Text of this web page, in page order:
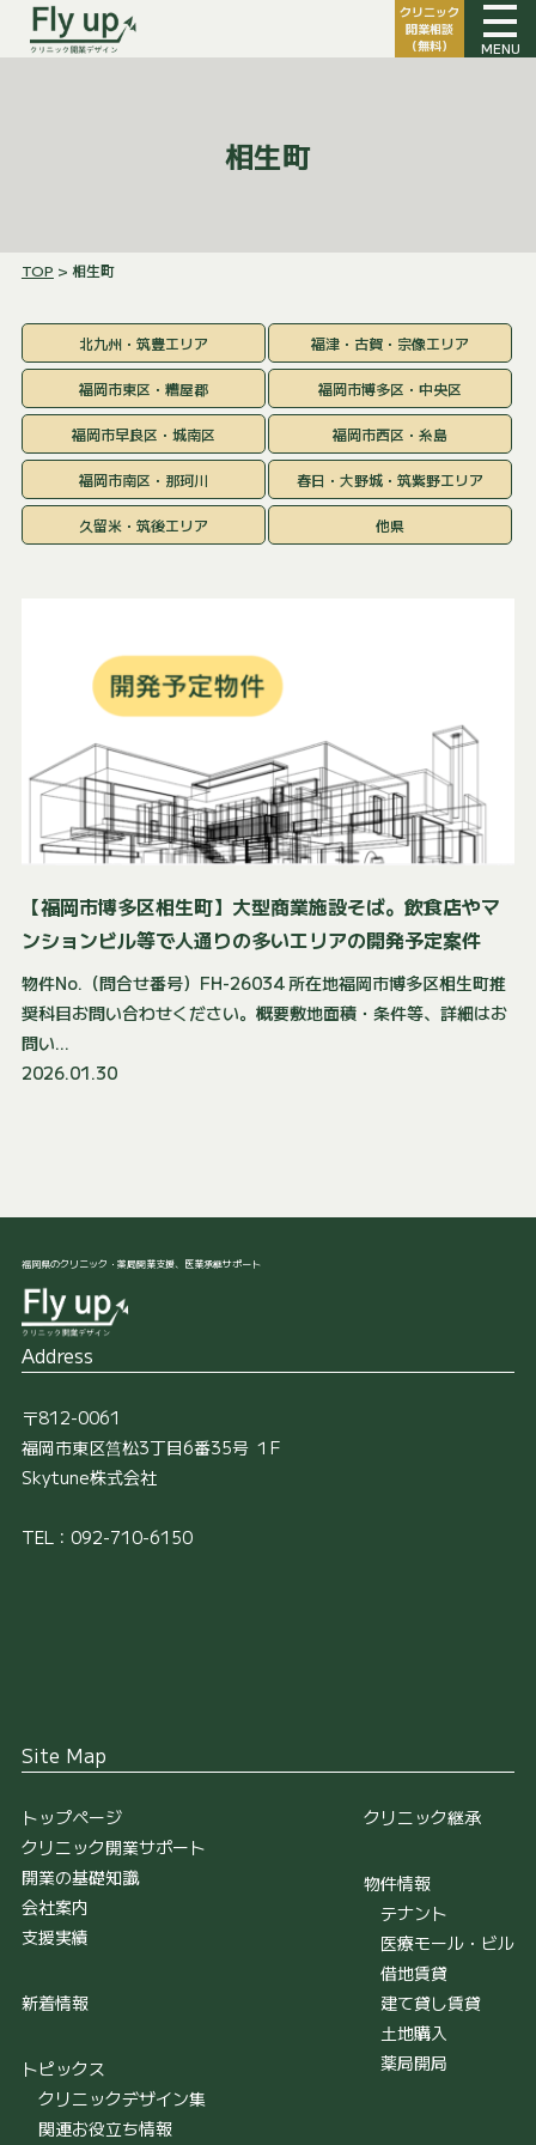
クリニック
開業相談
（無料）
MENU
相生町
TOP > 相生町
北九州・筑豊エリア 福津・古賀・宗像エリア
福岡市東区・糟屋郡 福岡市博多区・中央区
福岡市早良区・城南区 福岡市西区・糸島
福岡市南区・那珂川 春日・大野城・筑紫野エリア
久留米・筑後エリア 他県
【福岡市博多区相生町】大型商業施設そば。飲食店やマ
ンションビル等で人通りの多いエリアの開発予定案件
物件No.（問合せ番号）FH-26034 所在地福岡市博多区相生町推
奨科目お問い合わせください。概要敷地面積・条件等、詳細はお
問い...
2026.01.30
福岡県のクリニック・薬局開業支援、医業承継サポート
Address
〒812-0061
福岡市東区筥松3丁目6番35号 １F
Skytune株式会社
TEL：092-710-6150
Site Map
トップページ
クリニック開業サポート
開業の基礎知識
会社案内
支援実績
新着情報
トピックス
クリニックデザイン集
関連お役立ち情報
クリニック継承
物件情報
テナント
医療モール・ビル
借地賃貸
建て貸し賃貸
土地購入
薬局開局